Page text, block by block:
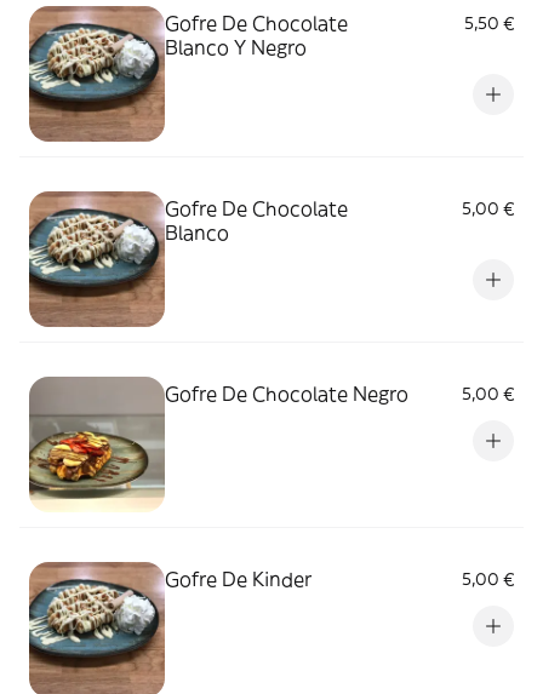
Gofre De Chocolate
Blanco Y Negro
5,50 €
Gofre De Chocolate
Blanco
5,00 €
Gofre De Chocolate Negro 5,00 €
Gofre De Kinder 5,00 €